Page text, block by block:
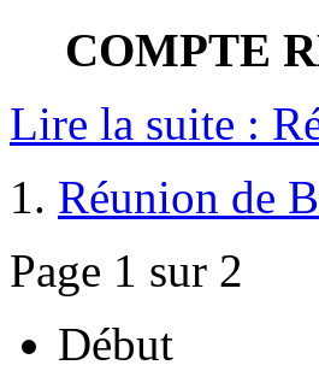
COMPTE
Lire la suite :
Réunion de
Page 1 sur 2
Début